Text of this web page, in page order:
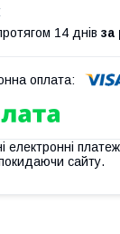
14 днів за
електронні
сайту.